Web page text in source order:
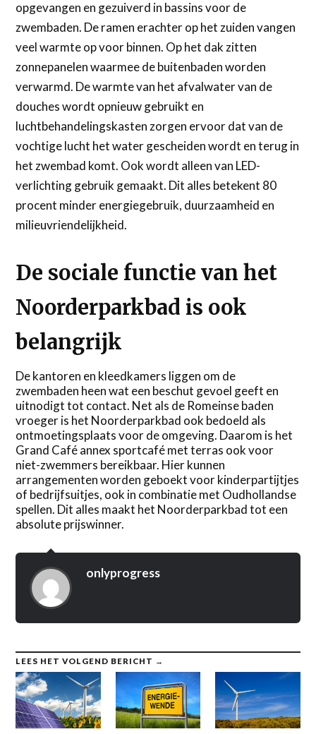
opgevangen en gezuiverd in bassins voor de
zwembaden. De ramen erachter op het zuiden vangen
veel warmte op voor binnen. Op het dak zitten
zonnepanelen waarmee de buitenbaden worden
verwarmd. De warmte van het afvalwater van de
douches wordt opnieuw gebruikt en
luchtbehandelingskasten zorgen ervoor dat van de
vochtige lucht het water gescheiden wordt en terug in
het zwembad komt. Ook wordt alleen van LED-
verlichting gebruik gemaakt. Dit alles betekent 80
procent minder energiegebruik, duurzaamheid en
milieuvriendelijkheid.
De sociale functie van het
Noorderparkbad is ook
belangrijk
De kantoren en kleedkamers liggen om de
zwembaden heen wat een beschut gevoel geeft en
uitnodigt tot contact. Net als de Romeinse baden
vroeger is het Noorderparkbad ook bedoeld als
ontmoetingsplaats voor de omgeving. Daarom is het
Grand Café annex sportcafé met terras ook voor
niet-zwemmers bereikbaar. Hier kunnen
arrangementen worden geboekt voor kinderpartijtjes
of bedrijfsuitjes, ook in combinatie met Oudhollandse
spellen. Dit alles maakt het Noorderparkbad tot een
absolute prijswinner.
onlyprogress
LEES HET VOLGEND BERICHT →